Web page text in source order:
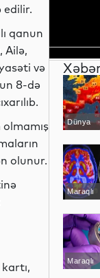
edilir.
qanun
Ailə,
və
8-də
olunur.
Dünya
Maraqlı
Maraqlı